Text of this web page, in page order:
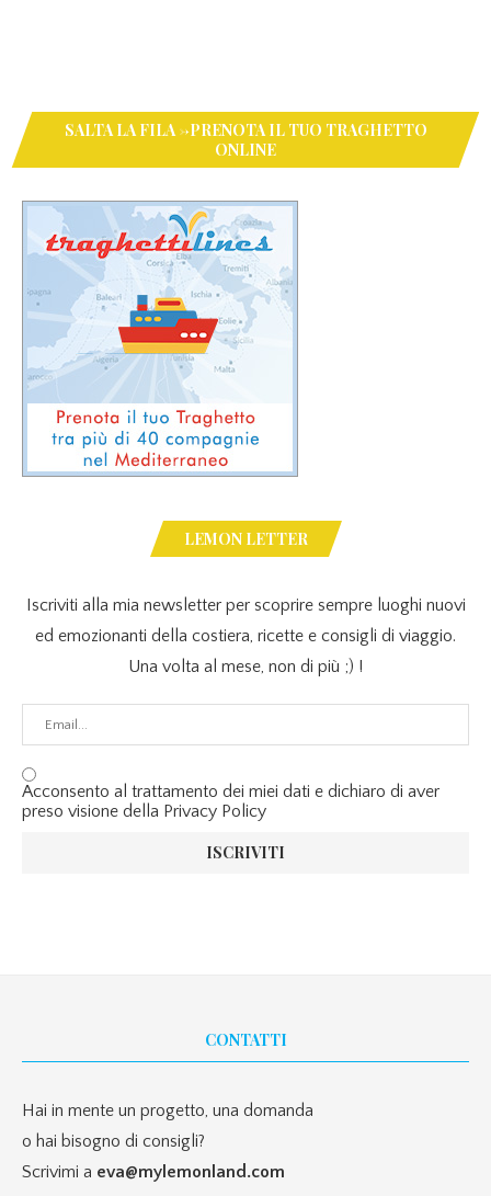
SALTA LA FILA ->PRENOTA IL TUO TRAGHETTO
ONLINE
LEMON LETTER
Iscriviti alla mia newsletter per scoprire sempre luoghi nuovi
ed emozionanti della costiera, ricette e consigli di viaggio.
Una volta al mese, non di più ;) !
Acconsento al trattamento dei miei dati e dichiaro di aver
preso visione della Privacy Policy
CONTATTI
Hai in mente un progetto, una domanda
o hai bisogno di consigli?
Scrivimi a eva@mylemonland.com